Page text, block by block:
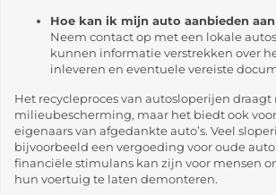
Hoe kan ik mijn auto aanbieden
Neem contact op met een lokale
kunnen informatie verstrekken over
inleveren en eventuele vereiste
Het recycleproces van autosloperijen
milieubescherming, maar het biedt ook
eigenaars van afgedankte auto’s. Veel
bijvoorbeeld een vergoeding voor oude
financiële stimulans kan zijn voor mensen
hun voertuig te laten demonteren.